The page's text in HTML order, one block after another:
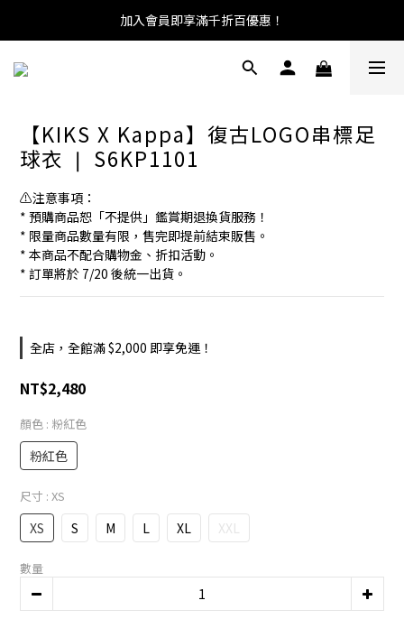
加入會員即享滿千折百優惠！
【KIKS X Kappa】復古LOGO串標足
球衣 ❘ S6KP1101
⚠️注意事項：
* 預購商品恕「不提供」鑑賞期退換貨服務！
* 限量商品數量有限，售完即提前結束販售。
* 本商品不配合購物金、折扣活動。
* 訂單將於 7/20 後統一出貨。
全店，全館滿 $2,000 即享免運！
NT$2,480
顏色 : 粉紅色
粉紅色
尺寸 : XS
XS S M L XL XXL
數量